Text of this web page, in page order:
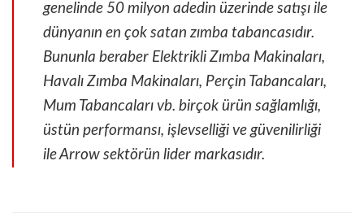
genelinde 50 milyon adedin üzerinde satışı ile
dünyanın en çok satan zımba tabancasıdır.
Bununla beraber Elektrikli Zımba Makinaları,
Havalı Zımba Makinaları, Perçin Tabancaları,
Mum Tabancaları vb. birçok ürün sağlamlığı,
üstün performansı, işlevselliği ve güvenilirliği
ile Arrow sektörün lider markasıdır.